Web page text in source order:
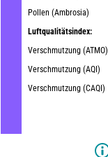
Pollen (Ambrosia)
Luftqualitätsindex:
Verschmutzung (ATMO)
Verschmutzung (AQI)
Verschmutzung (CAQI)